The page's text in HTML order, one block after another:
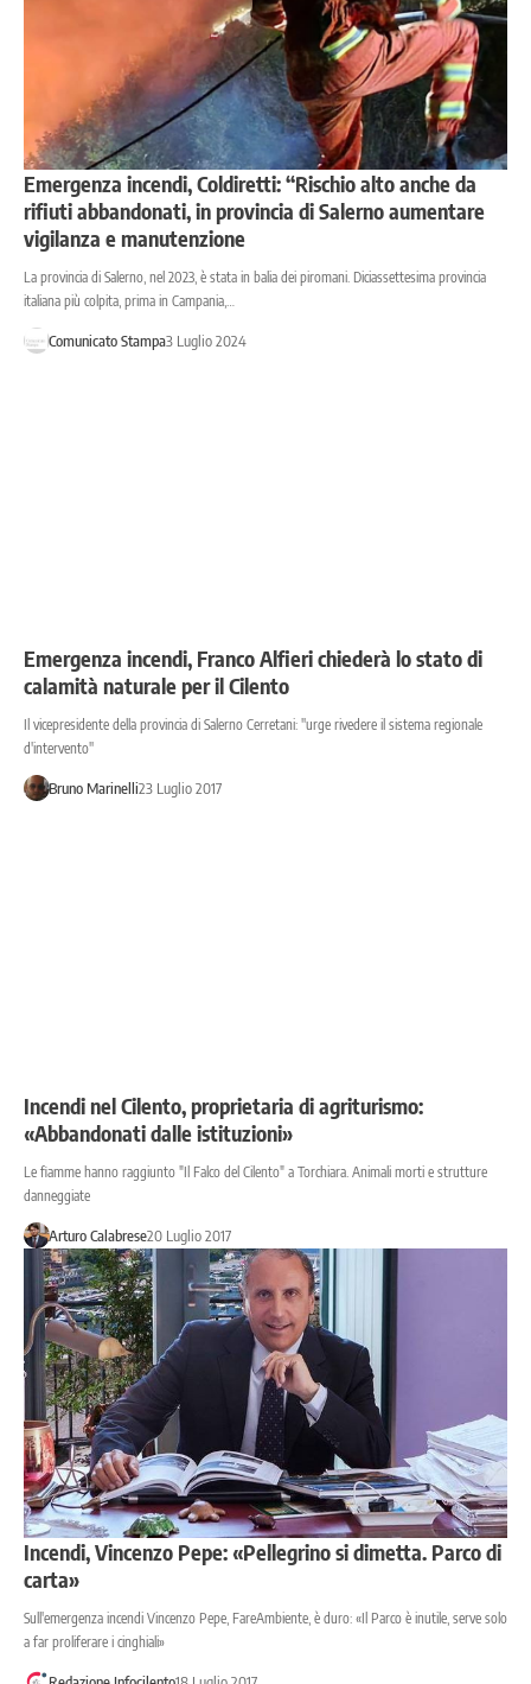
Emergenza incendi, Coldiretti: “Rischio alto anche da
rifiuti abbandonati, in provincia di Salerno aumentare
vigilanza e manutenzione
La provincia di Salerno, nel 2023, è stata in balia dei piromani. Diciassettesima provincia
italiana più colpita, prima in Campania,…
Comunicato Stampa3 Luglio 2024
Emergenza incendi, Franco Alfieri chiederà lo stato di
calamità naturale per il Cilento
Il vicepresidente della provincia di Salerno Cerretani: ''urge rivedere il sistema regionale
d'intervento''
Bruno Marinelli23 Luglio 2017
Incendi nel Cilento, proprietaria di agriturismo:
«Abbandonati dalle istituzioni»
Le fiamme hanno raggiunto "Il Falco del Cilento" a Torchiara. Animali morti e strutture
danneggiate
Arturo Calabrese20 Luglio 2017
Incendi, Vincenzo Pepe: «Pellegrino si dimetta. Parco di
carta»
Sull'emergenza incendi Vincenzo Pepe, FareAmbiente, è duro: «Il Parco è inutile, serve solo
a far proliferare i cinghiali»